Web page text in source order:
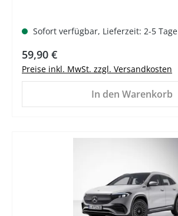
Sofort verfügbar, Lieferzeit: 2-5 Tage
Regulärer Preis:
59,90 €
Preise inkl. MwSt. zzgl. Versandkosten
In den Warenkorb